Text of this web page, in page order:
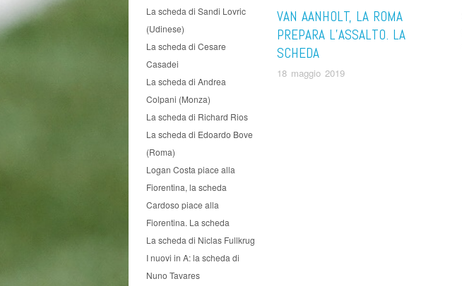
La scheda di Sandi Lovric
(Udinese)
La scheda di Cesare
Casadei
La scheda di Andrea
Colpani (Monza)
La scheda di Richard Rios
La scheda di Edoardo Bove
(Roma)
Logan Costa piace alla
Fiorentina, la scheda
Cardoso piace alla
Fiorentina. La scheda
La scheda di Niclas Fullkrug
I nuovi in A: la scheda di
Nuno Tavares
VAN AANHOLT, LA ROMA
PREPARA L’ASSALTO. LA
SCHEDA
18 maggio 2019